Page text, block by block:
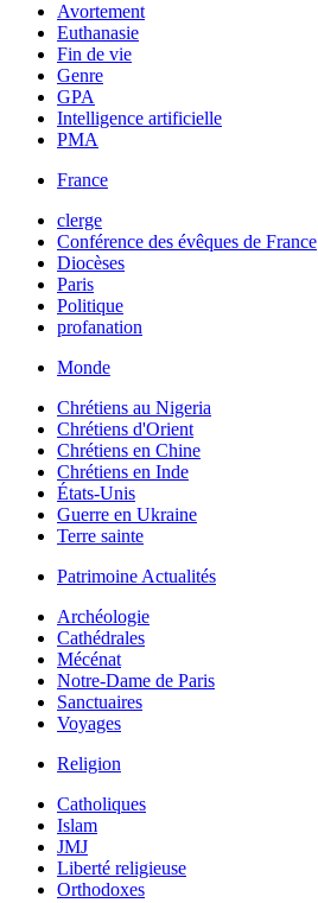
Avortement
Euthanasie
Fin de vie
Genre
GPA
Intelligence artificielle
PMA
France
clerge
Conférence des évêques de France
Diocèses
Paris
Politique
profanation
Monde
Chrétiens au Nigeria
Chrétiens d'Orient
Chrétiens en Chine
Chrétiens en Inde
États-Unis
Guerre en Ukraine
Terre sainte
Patrimoine Actualités
Archéologie
Cathédrales
Mécénat
Notre-Dame de Paris
Sanctuaires
Voyages
Religion
Catholiques
Islam
JMJ
Liberté religieuse
Orthodoxes